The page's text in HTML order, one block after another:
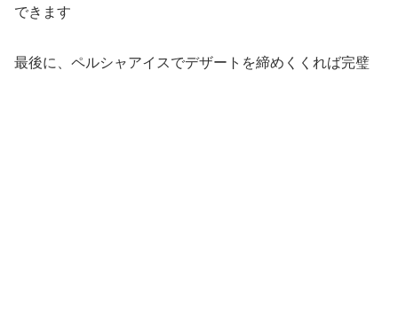
できます
最後に、ペルシャアイスでデザートを締めくくれば完璧